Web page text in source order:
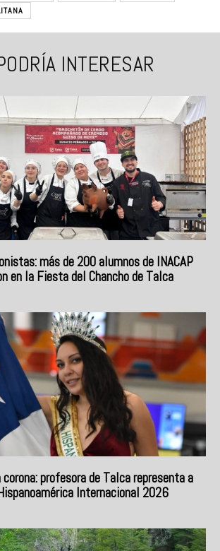
INTERESAR
más de 200 alumnos de INACAP
en la Fiesta del Chancho de Talca
profesora de Talca representa a
Internacional 2026